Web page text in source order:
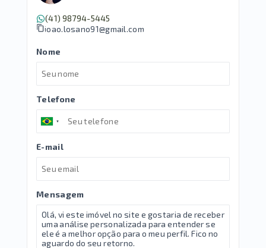
(41) 98794-5445
joao.losano91@gmail.com
Nome
Telefone
E-mail
Mensagem